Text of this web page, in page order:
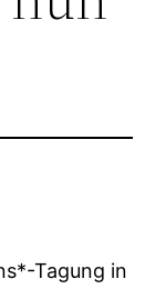
Tagung in